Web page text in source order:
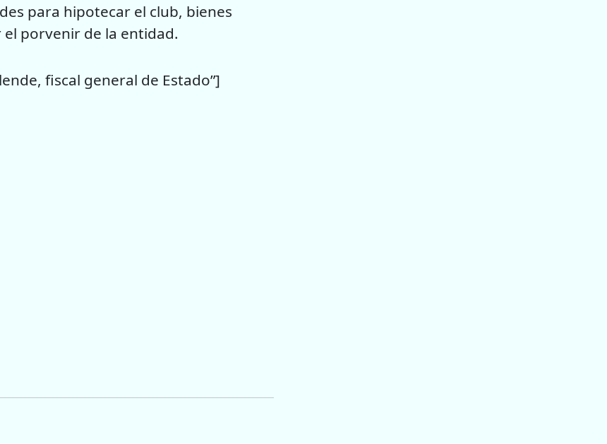
para hipotecar el club, bienes
porvenir de la entidad.
fiscal general de Estado”]